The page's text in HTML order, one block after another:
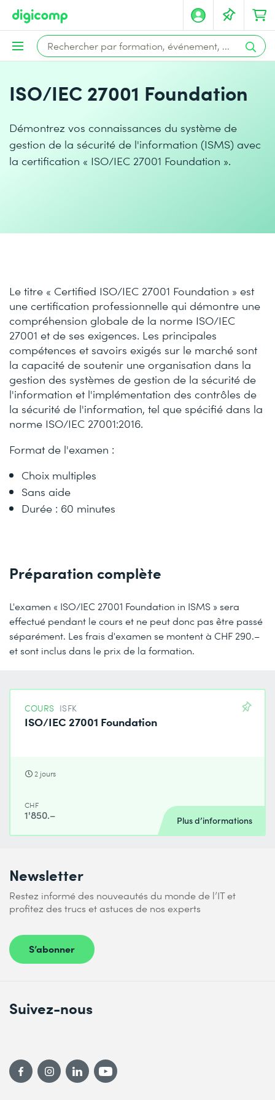
ISO/IEC 27001 Foundation
Démontrez vos connaissances du système de
gestion de la sécurité de l'information (ISMS) avec
la certification « ISO/IEC 27001 Foundation ».
Le titre « Certified ISO/IEC 27001 Foundation » est
une certification professionnelle qui démontre une
compréhension globale de la norme ISO/IEC
27001 et de ses exigences. Les principales
compétences et savoirs exigés sur le marché sont
la capacité de soutenir une organisation dans la
gestion des systèmes de gestion de la sécurité de
l'information et l'implémentation des contrôles de
la sécurité de l'information, tel que spécifié dans la
norme ISO/IEC 27001:2016.
Format de l'examen :
Choix multiples
Sans aide
Durée : 60 minutes
Préparation complète
L'examen « ISO/IEC 27001 Foundation in ISMS » sera
effectué pendant le cours et ne peut donc pas être passé
séparément. Les frais d'examen se montent à CHF 290.–
et sont inclus dans le prix de la formation.
COURS ISFK
ISO/IEC 27001 Foundation
2 jours
CHF
1'850.– Plus d’informations
Newsletter
Restez informé des nouveautés du monde de l’IT et
profitez des trucs et astuces de nos experts
S’abonner
Suivez-nous